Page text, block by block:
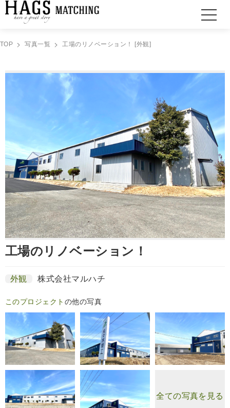
TOP 写真一覧 工場のリノベーション！ [外観]
工場のリノベーション！
外観 株式会社マルハチ
このプロジェクト の他の写真
全ての写真を見る